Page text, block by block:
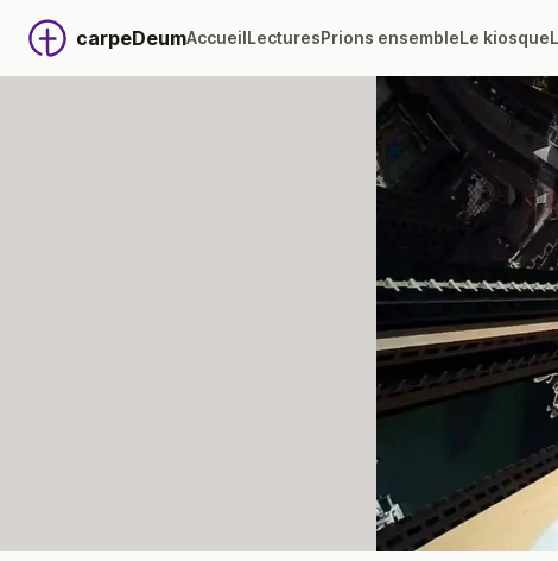
carpeDeumAccueilLecturesPrions ensembleLe kiosque